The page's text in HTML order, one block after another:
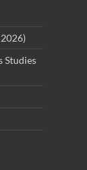
Studies